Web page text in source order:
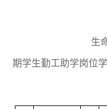
2025
生命科学学
期学生勤工助学岗位